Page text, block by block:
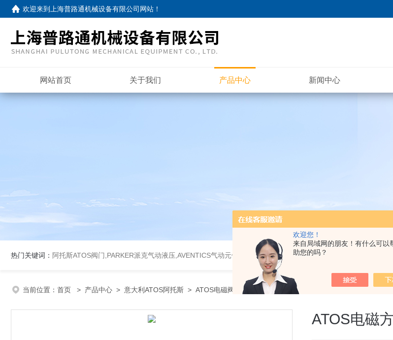
欢迎您！
来自局域网的朋友！有什么可以
助您的吗？
欢迎来到 上海普路通机械设备有限公司网站 ！
网站首页 关于我们 产品中心 新闻中心
热门关键词： 阿托斯ATOS阀门,PARKER派克气动液压,AVENTICS气动元件
当前位置： 首页 > 产品中心 > 意大利ATOS阿托斯 > ATOS电磁阀 > ATOS电磁方向阀DHA-0631/2/M24DC现货
ATOS电磁